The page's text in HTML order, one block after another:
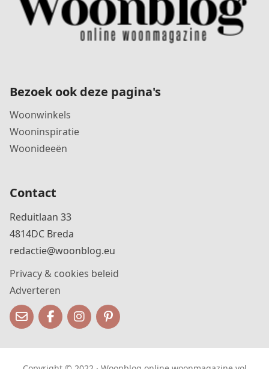
Bezoek ook deze pagina's
Woonwinkels
Wooninspiratie
Woonideeën
Contact
Reduitlaan 33
4814DC Breda
redactie@woonblog.eu
Privacy & cookies beleid
Adverteren